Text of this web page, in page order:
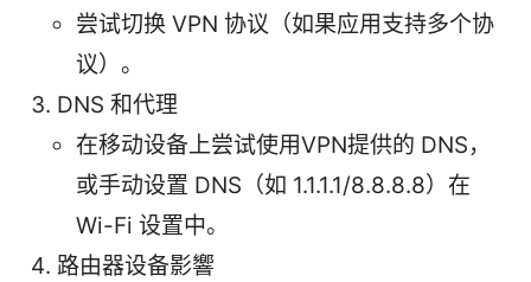
尝试切换 VPN 协议（如果应用支持多个协
议）。
DNS 和代理
在移动设备上尝试使用VPN提供的 DNS，
或手动设置 DNS（如 1.1.1.1/8.8.8.8）在
Wi-Fi 设置中。
路由器设备影響